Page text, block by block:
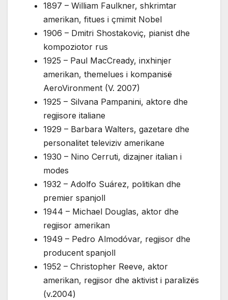
1897 – William Faulkner, shkrimtar
amerikan, fitues i çmimit Nobel
1906 – Dmitri Shostakoviç, pianist dhe
kompoziotor rus
1925 – Paul MacCready, inxhinjer
amerikan, themelues i kompanisë
AeroVironment (V. 2007)
1925 – Silvana Pampanini, aktore dhe
regjisore italiane
1929 – Barbara Walters, gazetare dhe
personalitet televiziv amerikane
1930 – Nino Cerruti, dizajner italian i
modes
1932 – Adolfo Suárez, politikan dhe
premier spanjoll
1944 – Michael Douglas, aktor dhe
regjisor amerikan
1949 – Pedro Almodóvar, regjisor dhe
producent spanjoll
1952 – Christopher Reeve, aktor
amerikan, regjisor dhe aktivist i paralizës
(v.2004)